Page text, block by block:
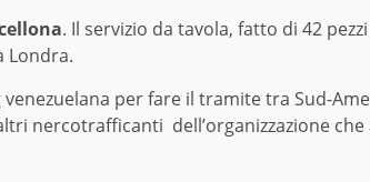
. Il servizio da tavola, fatto di 42 pezzi
Londra.
per fare il tramite tra Sud-
nercotrafficanti dell’organizzazione